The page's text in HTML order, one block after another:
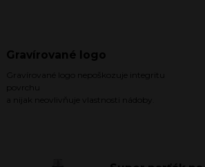
Gravírované logo
Gravírované logo nepoškozuje integritu
povrchu
a nijak neovlivňuje vlastnosti nádoby.